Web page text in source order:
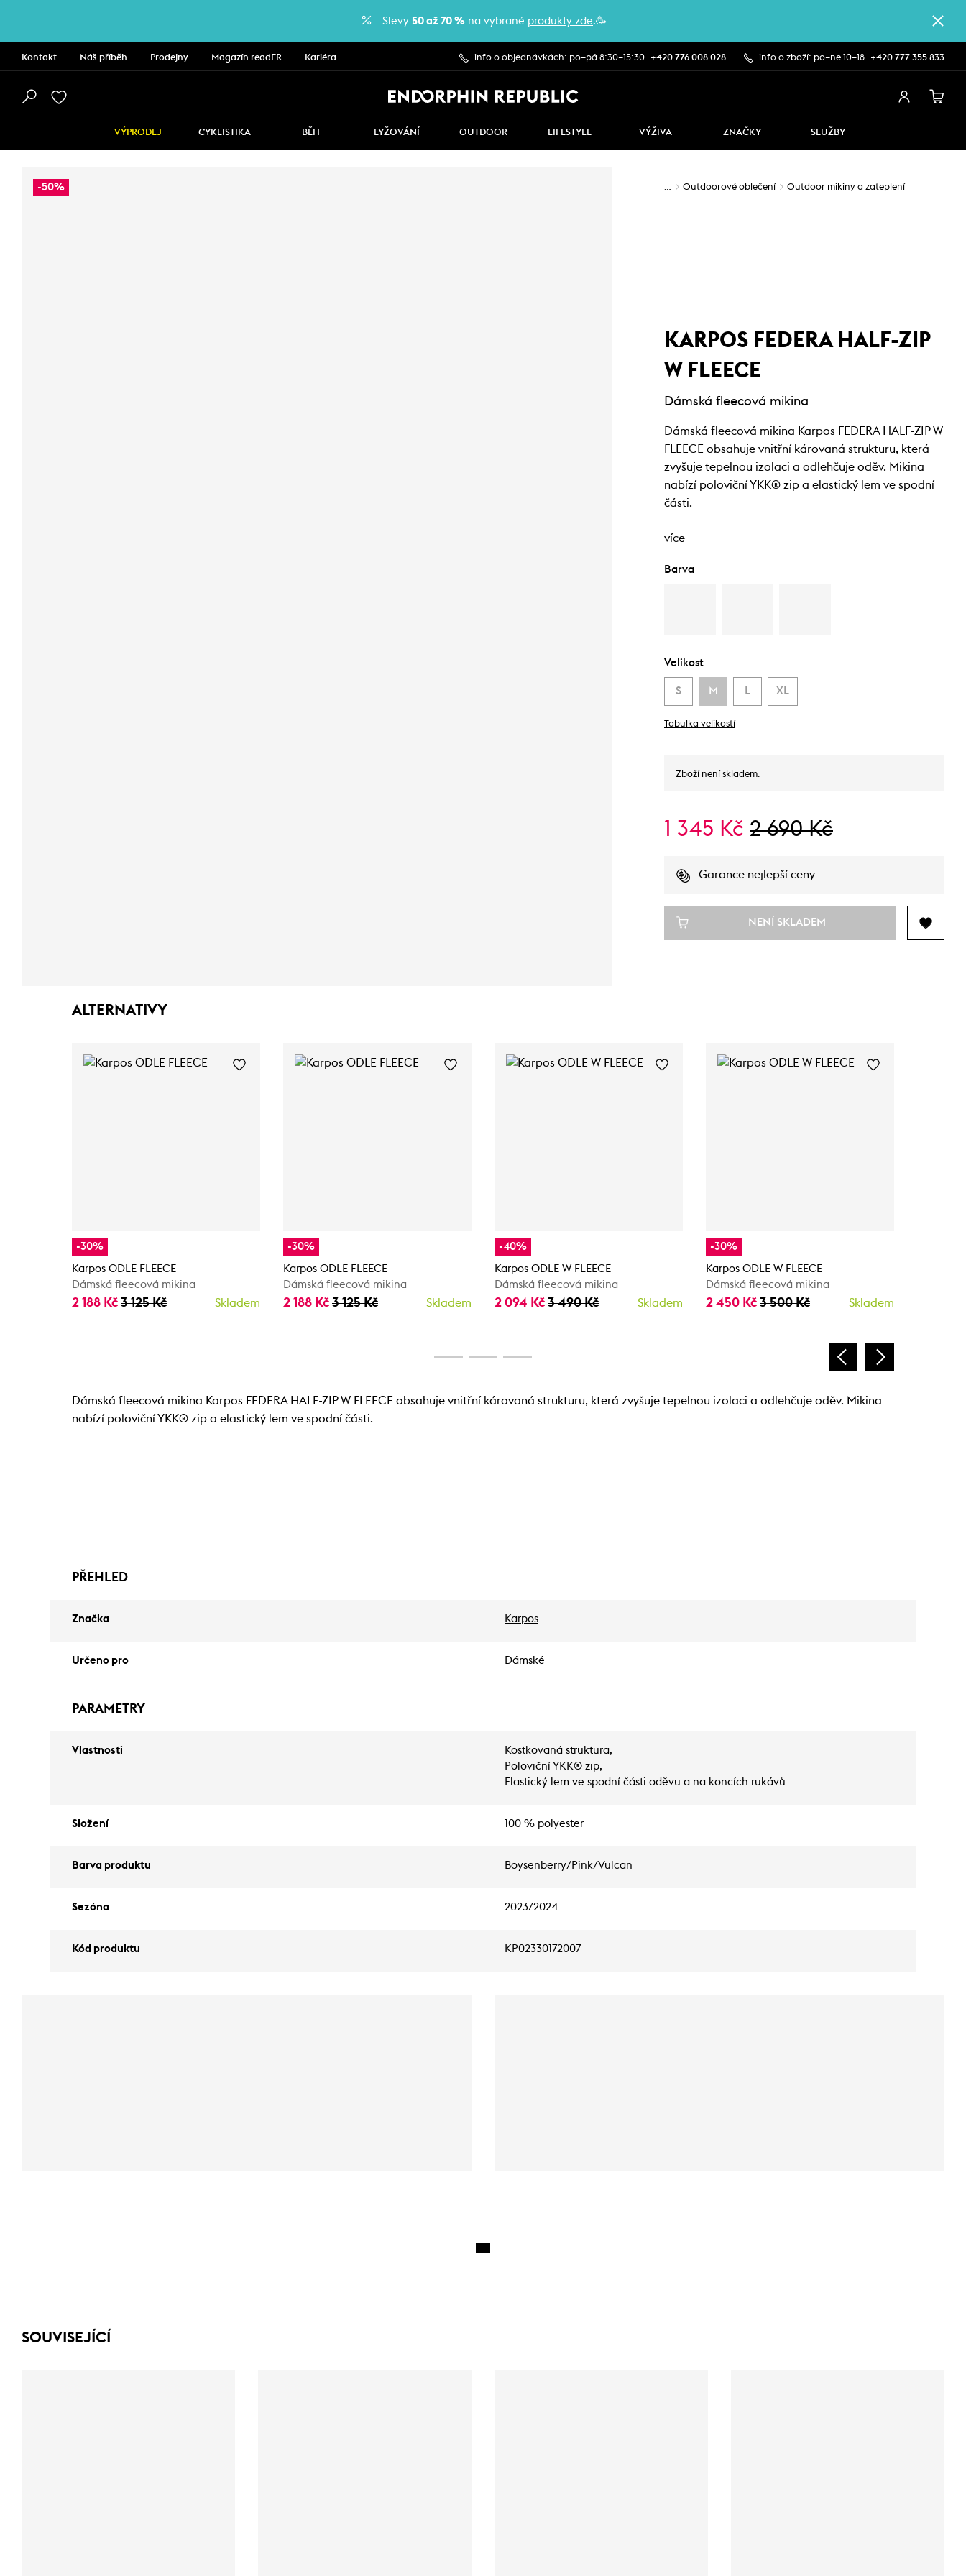
Slevy 50 až 70 % na vybrané produkty zde.🥳
Kontakt Náš příběh Prodejny Magazín readER Kariéra info o objednávkách: po–pá 8:30–15:30 +420 776 008 028 info o zboží: po–ne 10–18 +420 777 355 833
VÝPRODEJ CYKLISTIKA BĚH LYŽOVÁNÍ OUTDOOR LIFESTYLE VÝŽIVA ZNAČKY SLUŽBY
-50% … Outdoorové oblečení Outdoor mikiny a zateplení
KARPOS FEDERA HALF-ZIP
W FLEECE
Dámská fleecová mikina
Dámská fleecová mikina Karpos FEDERA HALF-ZIP W
FLEECE obsahuje vnitřní károvaná strukturu, která
zvyšuje tepelnou izolaci a odlehčuje oděv. Mikina
nabízí poloviční YKK® zip a elastický lem ve spodní
části.
více
Barva
Velikost
S M L XL
Tabulka velikostí
Zboží není skladem.
1 345 Kč 2 690 Kč
Garance nejlepší ceny
NENÍ SKLADEM
ALTERNATIVY
-30%
Karpos ODLE FLEECE
Dámská fleecová mikina
2 188 Kč 3 125 Kč Skladem
-30%
Karpos ODLE FLEECE
Dámská fleecová mikina
2 188 Kč 3 125 Kč Skladem
-40%
Karpos ODLE W FLEECE
Dámská fleecová mikina
2 094 Kč 3 490 Kč Skladem
-30%
Karpos ODLE W FLEECE
Dámská fleecová mikina
2 450 Kč 3 500 Kč Skladem
Dámská fleecová mikina Karpos FEDERA HALF-ZIP W FLEECE obsahuje vnitřní károvaná strukturu, která zvyšuje tepelnou izolaci a odlehčuje oděv. Mikina
nabízí poloviční YKK® zip a elastický lem ve spodní části.
PŘEHLED
Značka Karpos
Určeno pro Dámské
PARAMETRY
Vlastnosti
Kostkovaná struktura,
Poloviční YKK® zip,
Elastický lem ve spodní části oděvu a na koncích rukávů
Složení 100 % polyester
Barva produktu Boysenberry/Pink/Vulcan
Sezóna 2023/2024
Kód produktu KP02330172007
SOUVISEJÍCÍ